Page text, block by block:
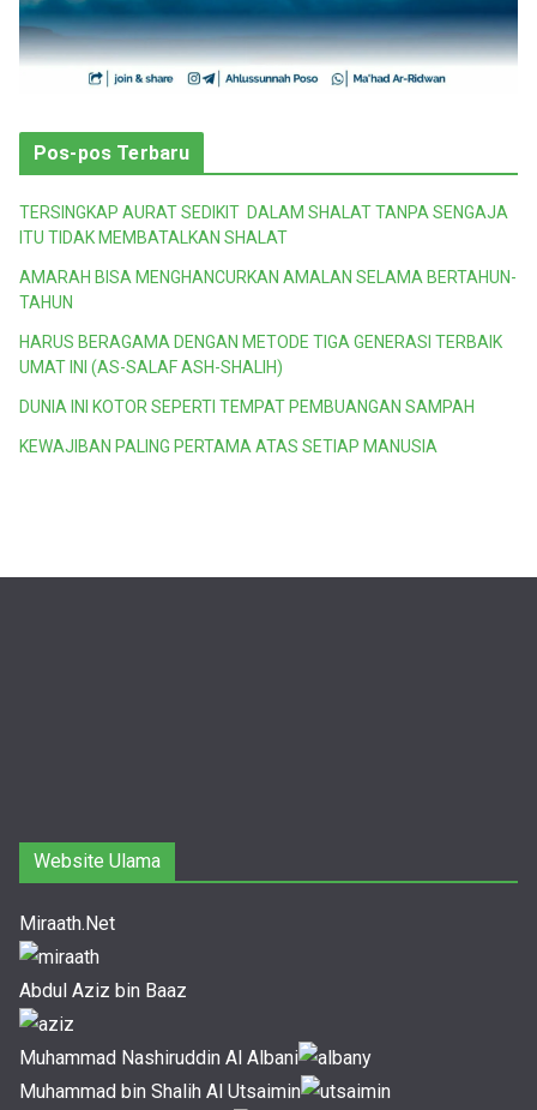
Pos-pos Terbaru
TERSINGKAP AURAT SEDIKIT DALAM SHALAT TANPA SENGAJA
ITU TIDAK MEMBATALKAN SHALAT
AMARAH BISA MENGHANCURKAN AMALAN SELAMA BERTAHUN-
TAHUN
HARUS BERAGAMA DENGAN METODE TIGA GENERASI TERBAIK
UMAT INI (AS-SALAF ASH-SHALIH)
DUNIA INI KOTOR SEPERTI TEMPAT PEMBUANGAN SAMPAH
KEWAJIBAN PALING PERTAMA ATAS SETIAP MANUSIA
Website Ulama
Miraath.Net
Abdul Aziz bin Baaz
Muhammad Nashiruddin Al Albani
Muhammad bin Shalih Al Utsaimin